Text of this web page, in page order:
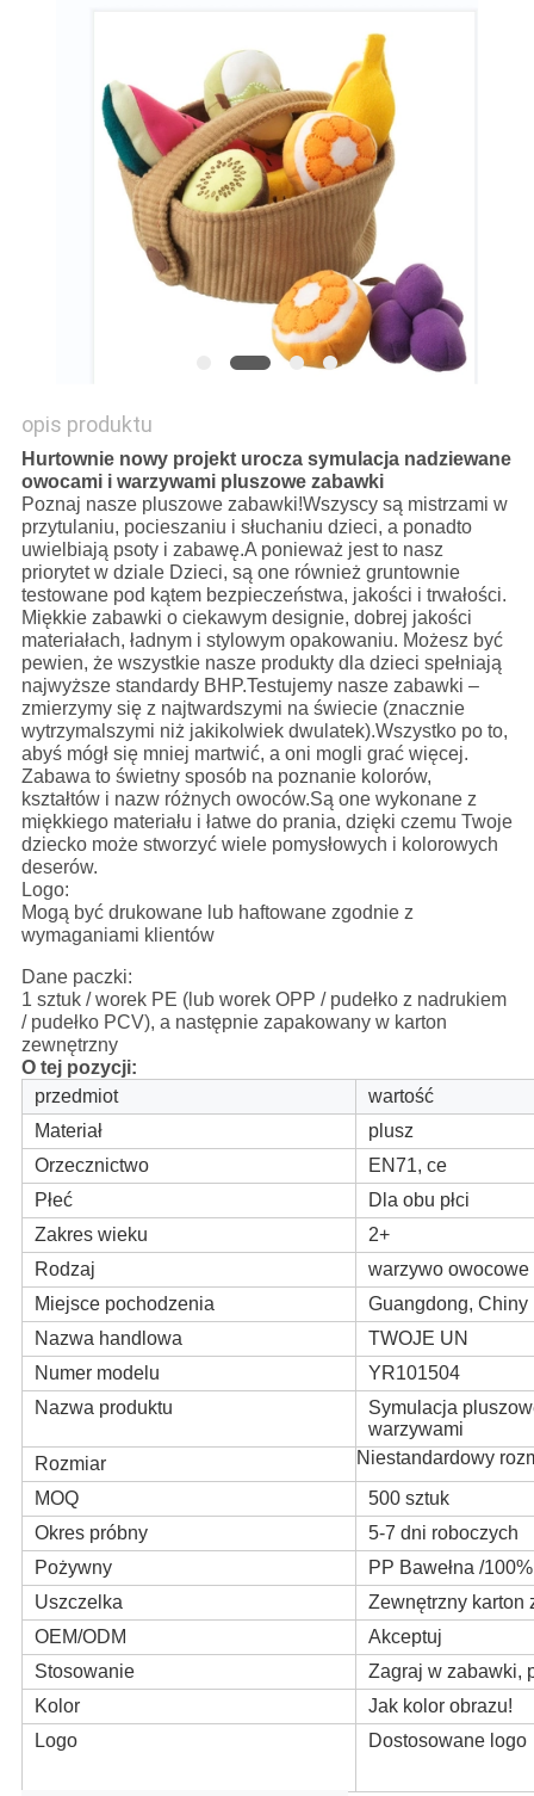
opis produktu
Hurtownie nowy projekt urocza symulacja nadziewane
owocami i warzywami pluszowe zabawki
Poznaj nasze pluszowe zabawki!Wszyscy są mistrzami w
przytulaniu, pocieszaniu i słuchaniu dzieci, a ponadto
uwielbiają psoty i zabawę.A ponieważ jest to nasz
priorytet w dziale Dzieci, są one również gruntownie
testowane pod kątem bezpieczeństwa, jakości i trwałości.
Miękkie zabawki o ciekawym designie, dobrej jakości
materiałach, ładnym i stylowym opakowaniu. Możesz być
pewien, że wszystkie nasze produkty dla dzieci spełniają
najwyższe standardy BHP.Testujemy nasze zabawki –
zmierzymy się z najtwardszymi na świecie (znacznie
wytrzymalszymi niż jakikolwiek dwulatek).Wszystko po to,
abyś mógł się mniej martwić, a oni mogli grać więcej.
Zabawa to świetny sposób na poznanie kolorów,
kształtów i nazw różnych owoców.Są one wykonane z
miękkiego materiału i łatwe do prania, dzięki czemu Twoje
dziecko może stworzyć wiele pomysłowych i kolorowych
deserów.
Logo:
Mogą być drukowane lub haftowane zgodnie z
wymaganiami klientów
Dane paczki:
1 sztuk / worek PE (lub worek OPP / pudełko z nadrukiem
/ pudełko PCV), a następnie zapakowany w karton
zewnętrzny
O tej pozycji:
przedmiot
wartość
Materiał
plusz
Orzecznictwo
EN71, ce
Płeć
Dla obu płci
Zakres wieku
2+
Rodzaj
warzywo owocowe
Miejsce pochodzenia
Guangdong, Chiny
Nazwa handlowa
TWOJE UN
Numer modelu
YR101504
Nazwa produktu
Symulacja
warzywami
Rozmiar
Niestandardowy
MOQ
500 sztuk
Okres próbny
5-7 dni roboczych
Pożywny
PP Bawełna /
Uszczelka
Zewnętrzny karton
OEM/ODM
Akceptuj
Stosowanie
Zagraj w zabawki,
Kolor
Jak kolor obrazu!
Logo
Dostosowane logo